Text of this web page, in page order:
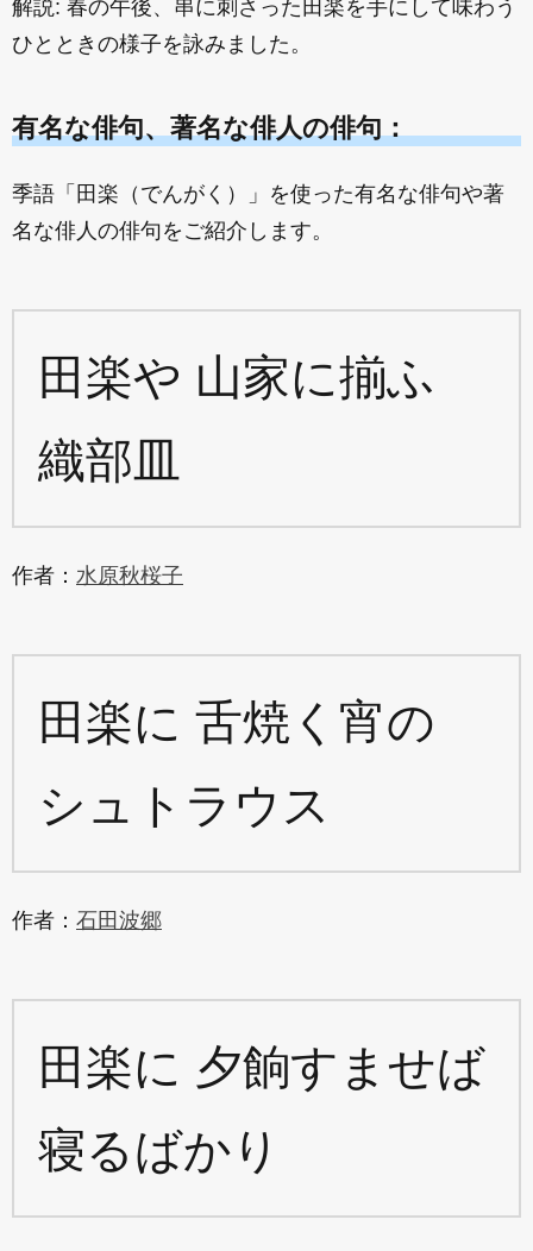
解説: 春の午後、串に刺さった田楽を手にして味わう
ひとときの様子を詠みました。
有名な俳句、著名な俳人の俳句：
季語「田楽（でんがく）」を使った有名な俳句や著
名な俳人の俳句をご紹介します。
田楽や 山家に揃ふ
織部皿
作者： 水原秋桜子
田楽に 舌焼く宵の
シュトラウス
作者： 石田波郷
田楽に 夕餉すませば
寝るばかり